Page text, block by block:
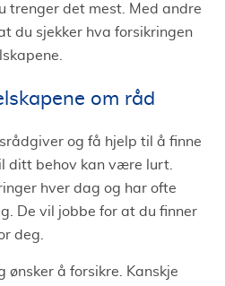
trenger det mest. Med andre
du sjekker hva forsikringen
om råd
og få hjelp til å finne
ditt behov kan være lurt.
hver dag og har ofte
De vil jobbe for at du finner
deg.
ønsker å forsikre. Kanskje